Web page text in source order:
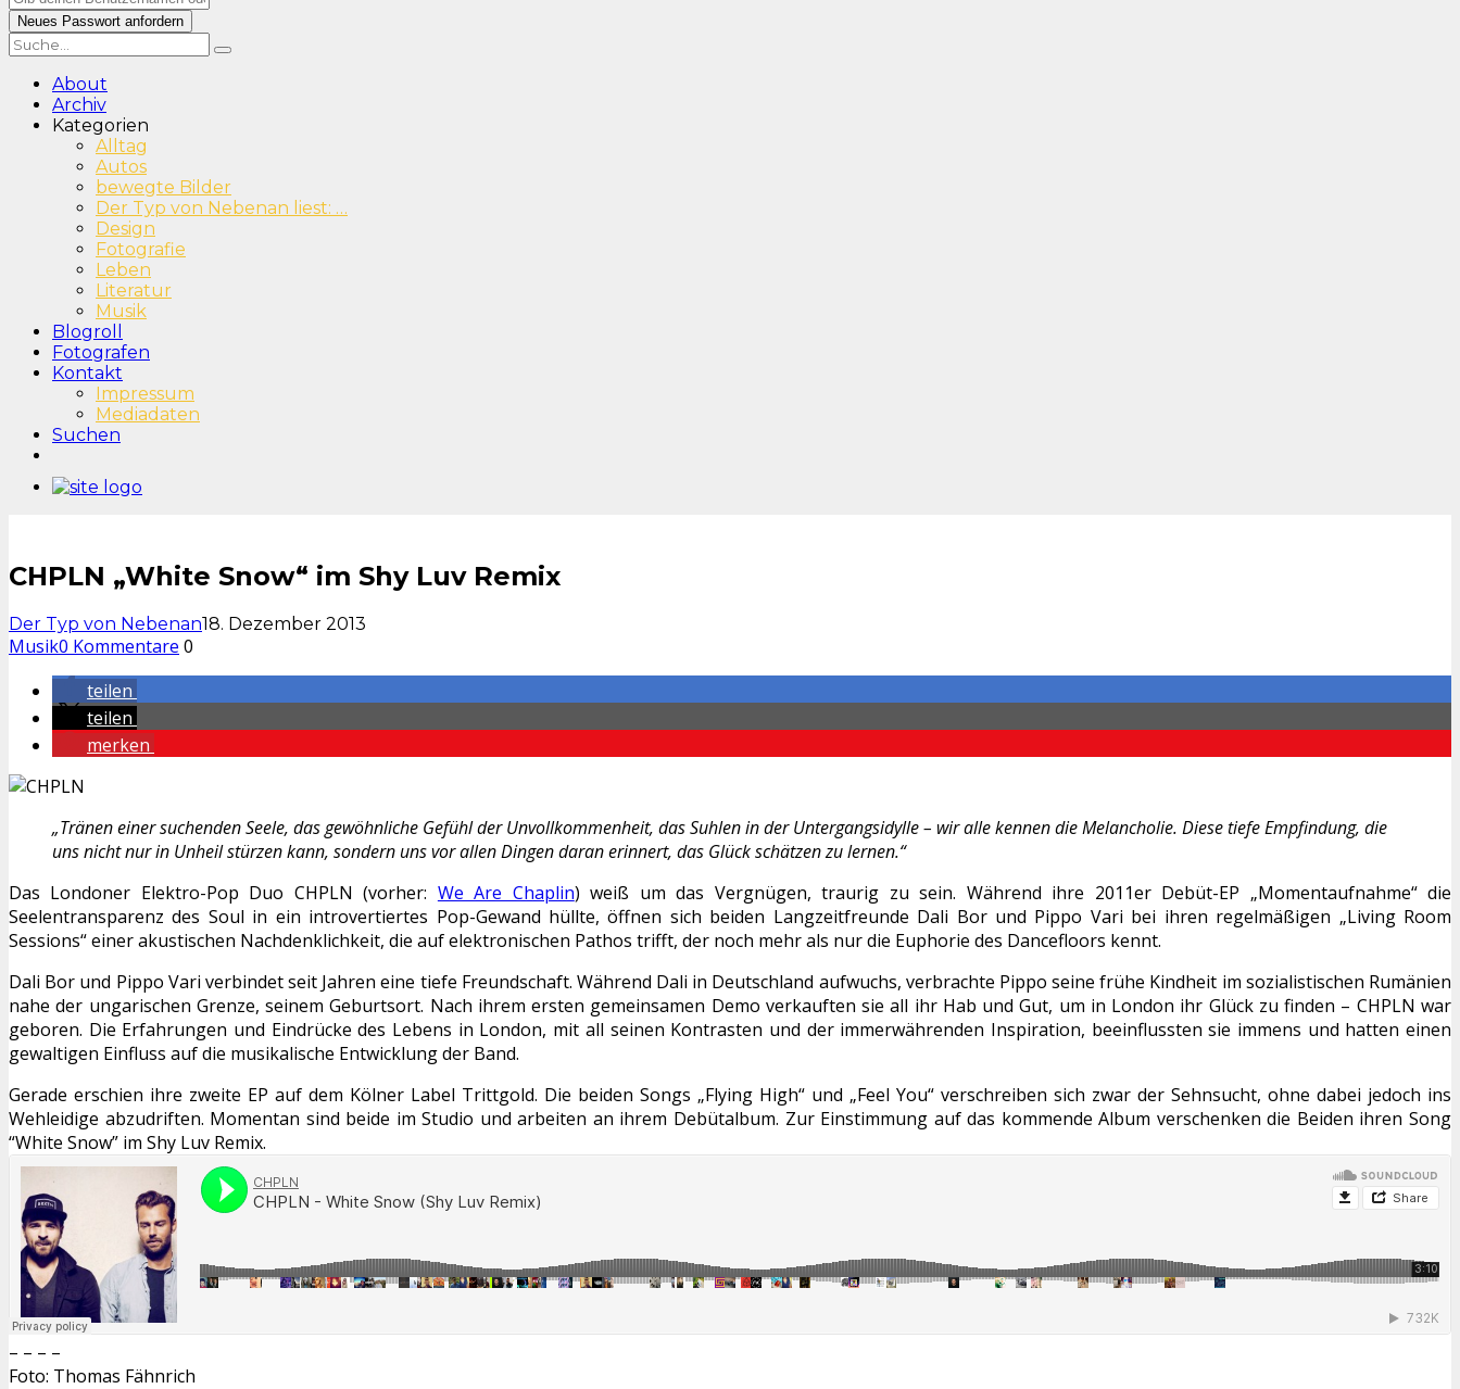
About
Archiv
Kategorien
Alltag
Autos
bewegte Bilder
Der Typ von Nebenan liest: …
Design
Fotografie
Leben
Literatur
Musik
Blogroll
Fotografen
Kontakt
Impressum
Mediadaten
Suchen
CHPLN „White Snow“ im Shy Luv Remix
Der Typ von Nebenan18. Dezember 2013
Musik0 Kommentare 0
teilen
teilen
merken
„Tränen einer suchenden Seele, das gewöhnliche Gefühl der Unvollkommenheit, das Suhlen in der Untergangsidylle – wir alle kennen die Melancholie. Diese tiefe Empfindung, die
uns nicht nur in Unheil stürzen kann, sondern uns vor allen Dingen daran erinnert, das Glück schätzen zu lernen.“
Das Londoner Elektro-Pop Duo CHPLN (vorher: We Are Chaplin) weiß um das Vergnügen, traurig zu sein. Während ihre 2011er Debüt-EP „Momentaufnahme“ die
Seelentransparenz des Soul in ein introvertiertes Pop-Gewand hüllte, öffnen sich beiden Langzeitfreunde Dali Bor und Pippo Vari bei ihren regelmäßigen „Living Room
Sessions“ einer akustischen Nachdenklichkeit, die auf elektronischen Pathos trifft, der noch mehr als nur die Euphorie des Dancefloors kennt.
Dali Bor und Pippo Vari verbindet seit Jahren eine tiefe Freundschaft. Während Dali in Deutschland aufwuchs, verbrachte Pippo seine frühe Kindheit im sozialistischen Rumänien
nahe der ungarischen Grenze, seinem Geburtsort. Nach ihrem ersten gemeinsamen Demo verkauften sie all ihr Hab und Gut, um in London ihr Glück zu finden – CHPLN war
geboren. Die Erfahrungen und Eindrücke des Lebens in London, mit all seinen Kontrasten und der immerwährenden Inspiration, beeinflussten sie immens und hatten einen
gewaltigen Einfluss auf die musikalische Entwicklung der Band.
Gerade erschien ihre zweite EP auf dem Kölner Label Trittgold. Die beiden Songs „Flying High“ und „Feel You“ verschreiben sich zwar der Sehnsucht, ohne dabei jedoch ins
Wehleidige abzudriften. Momentan sind beide im Studio und arbeiten an ihrem Debütalbum. Zur Einstimmung auf das kommende Album verschenken die Beiden ihren Song
“White Snow” im Shy Luv Remix.
– – – –
Foto: Thomas Fähnrich